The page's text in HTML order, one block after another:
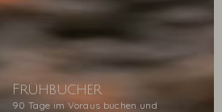
Frühbucher
90 Tage im Voraus buchen und